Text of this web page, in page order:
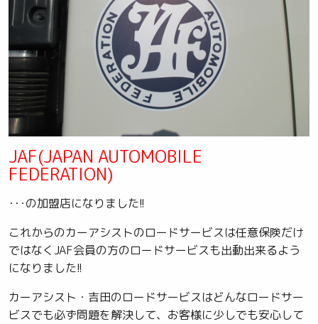
JAF(JAPAN AUTOMOBILE
FEDERATION)
･･･の加盟店になりました!!
これからのカーアシストのロードサービスは任意保険だけ
ではなくJAF会員の方のロードサービスも出動出来るよう
になりました!!
カーアシスト・吉田のロードサービスはどんなロードサー
ビスでも必ず問題を解決して、お客様に少しでも安心して